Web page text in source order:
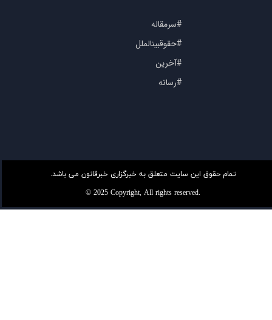
#سرمقاله
#حقوقبینالملل
#آخرین
#رسانه
تمام حقوق این سایت متعلق به خبرگزاری خبرقانون می باشد.
© 2025 Copyright, All rights reserved.